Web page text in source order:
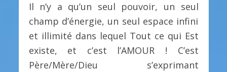
Il n’y a qu’un seul pouvoir, un seul
champ d’énergie, un seul espace infini
et illimité dans lequel Tout ce qui Est
existe, et c’est l’AMOUR ! C’est
Père/Mère/Dieu s’exprimant